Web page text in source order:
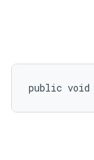
public void